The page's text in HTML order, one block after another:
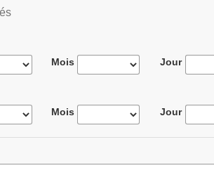
Mois Jour
Mois Jour